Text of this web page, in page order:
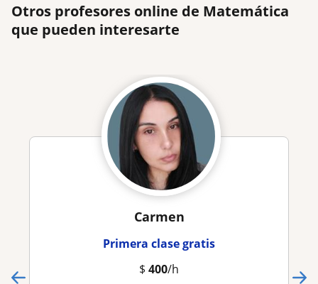
Otros profesores online de Matemática
que pueden interesarte
Carmen
Primera clase gratis
$ 400/h